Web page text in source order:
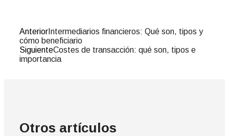
Anterior Intermediarios financieros: Qué son, tipos y
cómo beneficiario
SiguienteCostes de transacción: qué son, tipos e
importancia
Otros artículos